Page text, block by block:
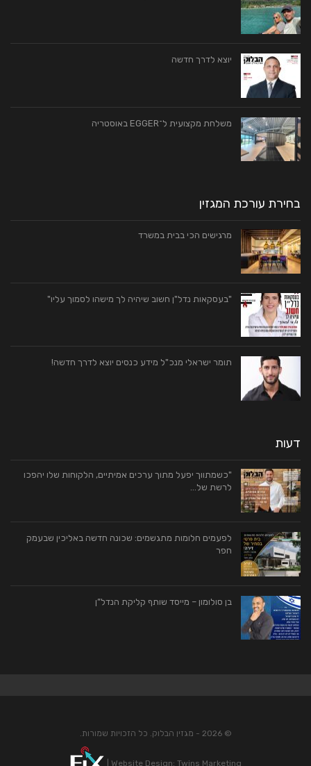
יוצא לדרך חדשה
משלחת מקצועית ל־EGGER באוסטריה
בחירת עורכת המגזין
מרגישים הכי בבית במשרד
"בעסקאות נדל"ן חשוב שיהיה לך מישהו לסמוך עליו"
תומר ישראלי מנכ"ל מידע כנסים יוצא לדרך חדשה!
דעות
"כשמתווך יפעל מתוך ערכים אמיתיים, הלקוחות שלו יהפכו
לרשת של…
לפעמים חלומות מתגשמים: שכונה חדשה באליכין שבעמק
חפר
בן סולומון – מייסד שותף קליקת הנדל”ן
© 2026 - מגזין הבלוק. כל הזכויות שמורות.
Website Design: Twins Marketing